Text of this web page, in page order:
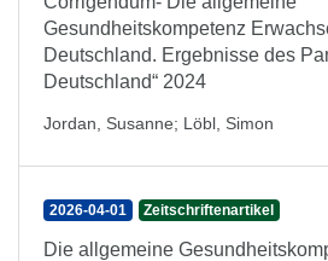
Gesundheitskompetenz
Deutschland. Ergebnisse des
Deutschland“ 2024
Jordan, Susanne; Löbl, Simon
2026-04-01 Zeitschriftenartikel
Die allgemeine